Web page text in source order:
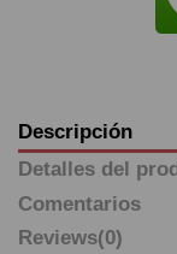
Descripción
Detalles del
Comentarios
Reviews(0)